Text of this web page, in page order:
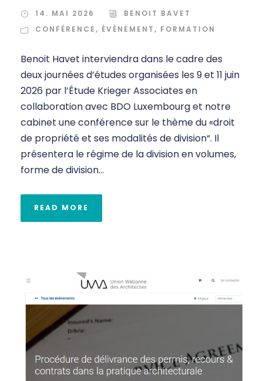
14. MAI 2026
BENOIT BAVET
CONFÉRENCE, ÉVÈNEMENT, FORMATION
Benoit Havet interviendra dans le cadre des
deux journées d’études organisées les 9 et 11 juin
2026 par l’Étude Krieger Associates en
collaboration avec BDO Luxembourg et notre
cabinet une conférence sur le thème du «droit
de propriété et ses modalités de division“. Il
présentera le régime de la division en volumes,
forme de division...
READ MORE